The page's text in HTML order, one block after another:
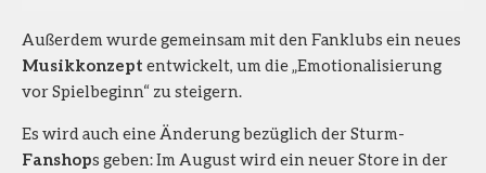
Außerdem wurde gemeinsam mit den Fanklubs ein neues
Musikkonzept entwickelt, um die „Emotionalisierung
vor Spielbeginn“ zu steigern.
Es wird auch eine Änderung bezüglich der Sturm-
Fanshops geben: Im August wird ein neuer Store in der